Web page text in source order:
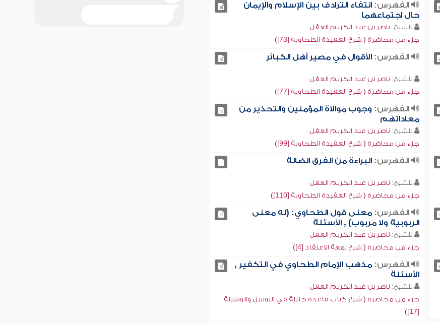
الفهرس: انتفاء الترادف بين الإسلام والإيمان
حال اجتماعهما
للشيخ: ناصر بن عبد الكريم العقل
جزء من محاضرة ( شرح العقيدة الطحاوية [73])
الفهرس: الأقوال في مصير أهل الكبائر
للشيخ: ناصر بن عبد الكريم العقل
جزء من محاضرة ( شرح العقيدة الطحاوية [77])
الفهرس: وجوب موالاة المؤمنين والتحذير من
معاداتهم
للشيخ: ناصر بن عبد الكريم العقل
جزء من محاضرة ( شرح العقيدة الطحاوية [99])
الفهرس: البراءة من الفرق الضالة
للشيخ: ناصر بن عبد الكريم العقل
جزء من محاضرة ( شرح العقيدة الطحاوية [110])
الفهرس: معنى قول الطحاوي: (له معنى
الربوبية ولا مربوب) , الأسئلة
للشيخ: ناصر بن عبد الكريم العقل
جزء من محاضرة ( شرح لمعة الاعتقاد [4])
الفهرس: مذهب الإمام الطحاوي في التكفير ,
الأسئلة
للشيخ: ناصر بن عبد الكريم العقل
جزء من محاضرة ( شرح كتاب قاعدة جليلة في التوسل والوسيلة
[17])